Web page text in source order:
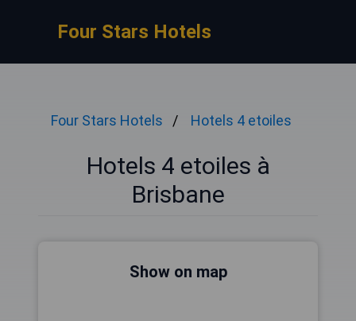
Four Stars Hotels
Four Stars Hotels Hotels 4 etoiles
Hotels 4 etoiles à
Brisbane
Show on map